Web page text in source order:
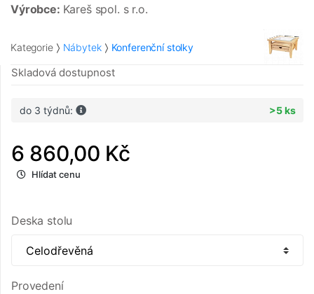
Výrobce: Kareš spol. s r.o.
Kategorie Nábytek Konferenční stolky
Skladová dostupnost
do 3 týdnů: >5 ks
6 860,00 Kč
Hlídat cenu
Deska stolu
Provedení